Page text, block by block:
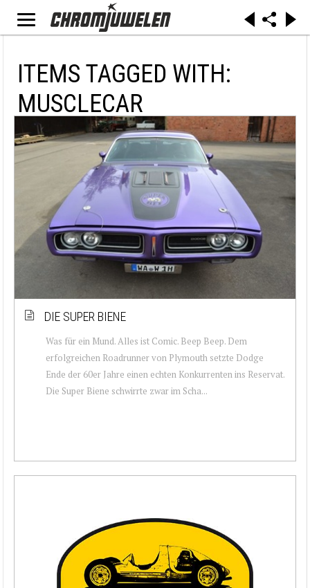
ITEMS TAGGED WITH:
MUSCLECAR
DIE SUPER BIENE
Was für ein Mund. Alles ist Comic. Beep Beep. Dem
erfolgreichen Roadrunner von Plymouth setzte Dodge
Ende der 60er Jahre einen echten Konkurrenten ins Reservat.
Die Super Biene schwirrte zwar im Scha...